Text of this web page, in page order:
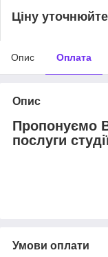
Ціну уточнюйте
Опис Оплата
Опис
Пропонуємо
послуги
Умови оплати